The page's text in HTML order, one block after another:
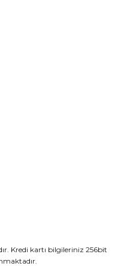
Kredi kartı bilgileriniz 256bit